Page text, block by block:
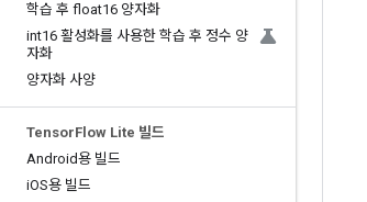
학습 후 float16 양자화
int16 활성화를 사용한 학습 후 정수 양
자화
양자화 사양
TensorFlow Lite 빌드
Android용 빌드
iOS용 빌드